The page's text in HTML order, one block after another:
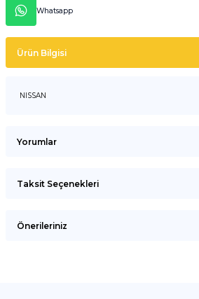
Whatsapp
Ürün Bilgisi
NISSAN
Yorumlar
Taksit Seçenekleri
Önerileriniz